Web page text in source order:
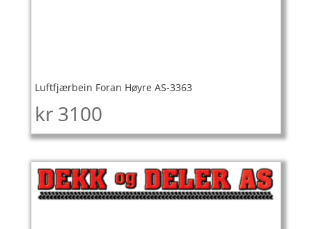
Luftfjærbein Foran Høyre AS-3363
kr 3100